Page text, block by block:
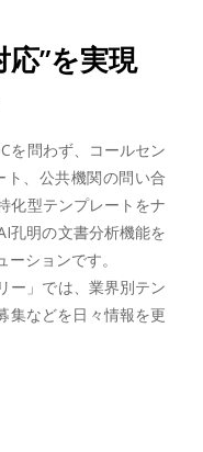
”を実現
を問わず、コールセン
ト、公共機関の問い合
化型テンプレートをナ
孔明の文書分析機能を
ションです。
ー」では、業界別テン
集などを日々情報を更